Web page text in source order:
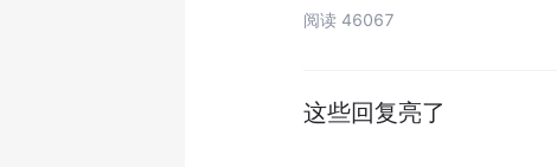
阅读 46067
这些回复亮了